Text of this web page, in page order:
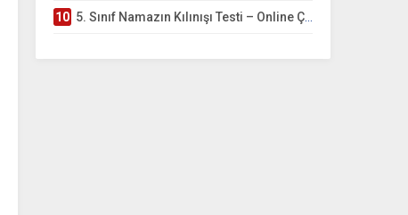
10 5. Sınıf Namazın Kılınışı Testi – Online Çöz